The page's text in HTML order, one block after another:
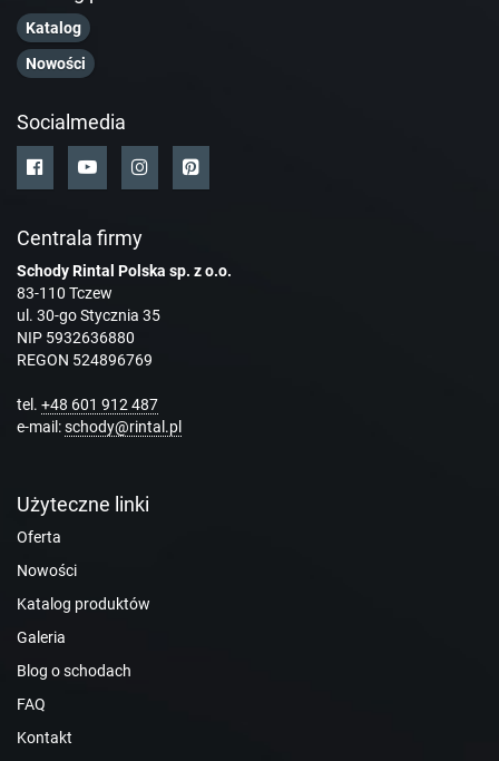
Katalog
Nowości
Socialmedia
Centrala firmy
Schody Rintal Polska sp. z o.o.
83-110 Tczew
ul. 30-go Stycznia 35
NIP 5932636880
REGON 524896769
tel. +48 601 912 487
e-mail:schody@rintal.pl
Użyteczne linki
Oferta
Nowości
Katalog produktów
Galeria
Blog o schodach
FAQ
Kontakt